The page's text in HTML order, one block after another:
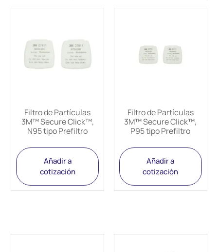
Filtro de Partículas
3M™ Secure Click™,
N95 tipo Prefiltro
Añadir a
cotización
Filtro de Partículas
3M™ Secure Click™,
P95 tipo Prefiltro
Añadir a
cotización